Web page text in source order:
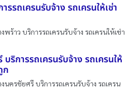
รรถเครนรับจ้าง รถเครนให้เช่า
พร้าว บริการรถเครนรับจ้าง รถเครนให้เช่า
ริการรถเครนรับจ้าง รถเครนให้
ก
นครชัยศรี บริการรถเครนรับจ้าง รถเครน